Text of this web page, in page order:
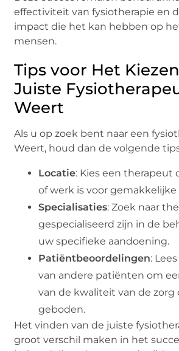
effectiviteit van fysiotherapie en
impact die het kan hebben op
mensen.
Tips voor Het
Juiste
Weert
Als u op zoek bent naar een
Weert, houd dan de volgende
Locatie: Kies een therapeut
of werk is voor
Specialisaties: Zoek naar
gespecialiseerd zijn in de
uw specifieke aandoening.
Patiëntbeoordelingen:
van andere patiënten om
van de kwaliteit van de zorg
geboden.
Het vinden van de juiste
groot verschil maken in het